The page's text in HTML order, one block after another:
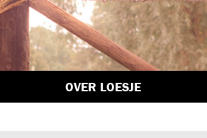
OVER LOESJE